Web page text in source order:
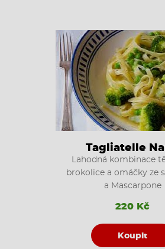
Tagliatelle
Lahodná kombinace
brokolice a omáčky ze
a Mascarpone
220 Kč
Koupit